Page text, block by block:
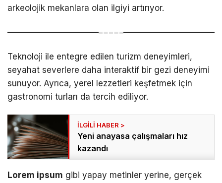
arkeolojik mekanlara olan ilgiyi artırıyor.
Teknoloji ile entegre edilen turizm deneyimleri,
seyahat severlere daha interaktif bir gezi deneyimi
sunuyor. Ayrıca, yerel lezzetleri keşfetmek için
gastronomi turları da tercih ediliyor.
Yeni anayasa çalışmaları hız
kazandı
Lorem ipsum gibi yapay metinler yerine, gerçek